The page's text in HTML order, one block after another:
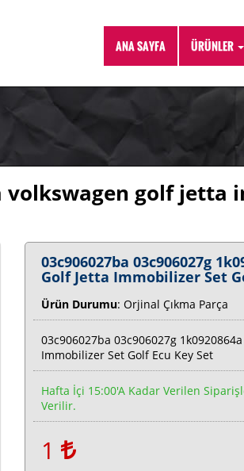
ANA SAYFA ÜRÜNLER
volkswagen golf
03c906027ba 03c906027g
Golf Jetta Immobilizer Set
Ürün Durumu: Orjinal Çıkma Parça
03c906027ba 03c906027g
Immobilizer Set Golf Ecu Key Set
Hafta İçi 15:00'a Kadar Verilen
Verilir.
1